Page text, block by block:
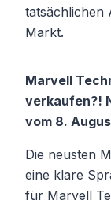
tatsächlichen
Markt.
Marvell
verkaufen?!
vom 8.
Die neusten
eine klare
für Marvell